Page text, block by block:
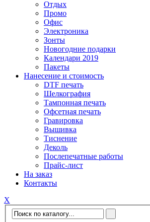
Отдых
Промо
Офис
Электроника
Зонты
Новогодние подарки
Календари 2019
Пакеты
Нанесение и стоимость
DTF печать
Шелкография
Тампонная печать
Офсетная печать
Гравировка
Вышивка
Тиснение
Деколь
Послепечатные работы
Прайс-лист
На заказ
Контакты
Х